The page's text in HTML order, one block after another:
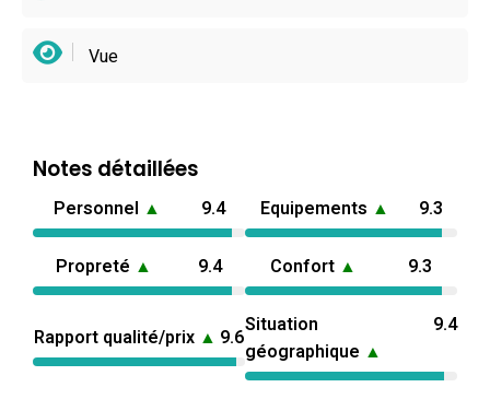
Vue
Notes détaillées
Personnel ▲ 9.4 Equipements ▲ 9.3
Propreté ▲ 9.4 Confort ▲ 9.3
Rapport qualité/prix ▲ 9.6
Situation
géographique ▲
9.4